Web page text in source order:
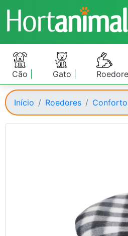
Cão Gato
Início Roedores